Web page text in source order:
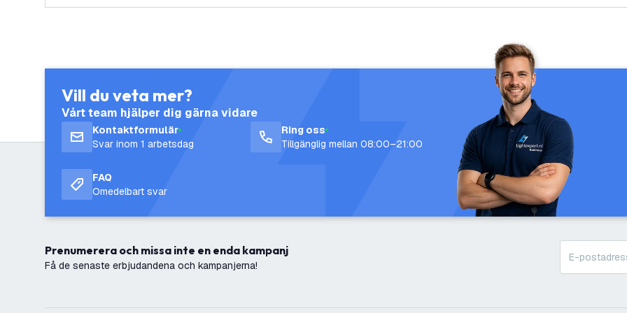
Vill du veta mer?
Vårt team hjälper dig gärna vidare
Kontaktformulär
Svar inom 1 arbetsdag
Ring oss
Tillgänglig mellan 08:00–21:00
FAQ
Omedelbart svar
Prenumerera och missa inte en enda kampanj
Få de senaste erbjudandena och kampanjerna!